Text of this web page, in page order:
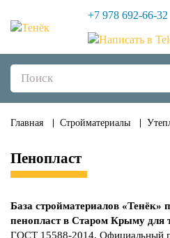
+7 978 692-66-32
Главная Стройматериалы
Пенопласт
База стройматериалов «Тенёк»
пенопласт в Старом Крыму для
ГОСТ 15588-2014. Официальный